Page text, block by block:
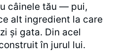
câinele tău — pui,
alt ingredient la care
și gata. Din acel
în jurul lui.